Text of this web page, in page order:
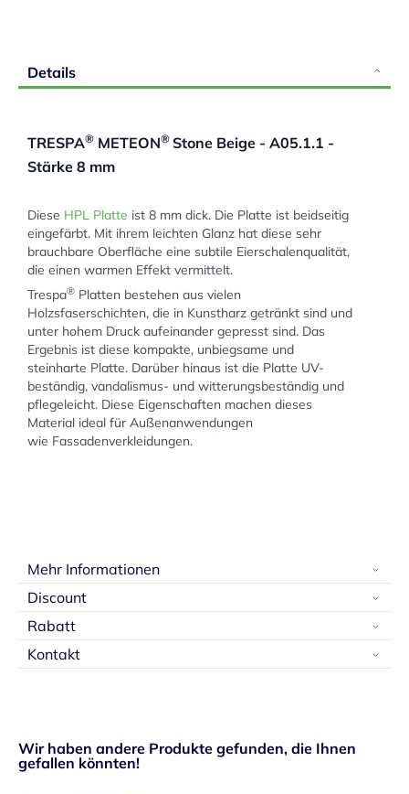
Details
TRESPA® METEON® Stone Beige - A05.1.1 -
Stärke 8 mm
Diese HPL Platte ist 8 mm dick. Die Platte ist beidseitig
eingefärbt. Mit ihrem leichten Glanz hat diese sehr
brauchbare Oberfläche eine subtile Eierschalenqualität,
die einen warmen Effekt vermittelt.
Trespa® Platten bestehen aus vielen
Holzsfaserschichten, die in Kunstharz getränkt sind und
unter hohem Druck aufeinander gepresst sind. Das
Ergebnis ist diese kompakte, unbiegsame und
steinharte Platte. Darüber hinaus ist die Platte UV-
beständig, vandalismus- und witterungsbeständig und
pflegeleicht. Diese Eigenschaften machen dieses
Material ideal für Außenanwendungen
wie Fassadenverkleidungen.
Mehr Informationen
Discount
Rabatt
Kontakt
Wir haben andere Produkte gefunden, die Ihnen
gefallen könnten!